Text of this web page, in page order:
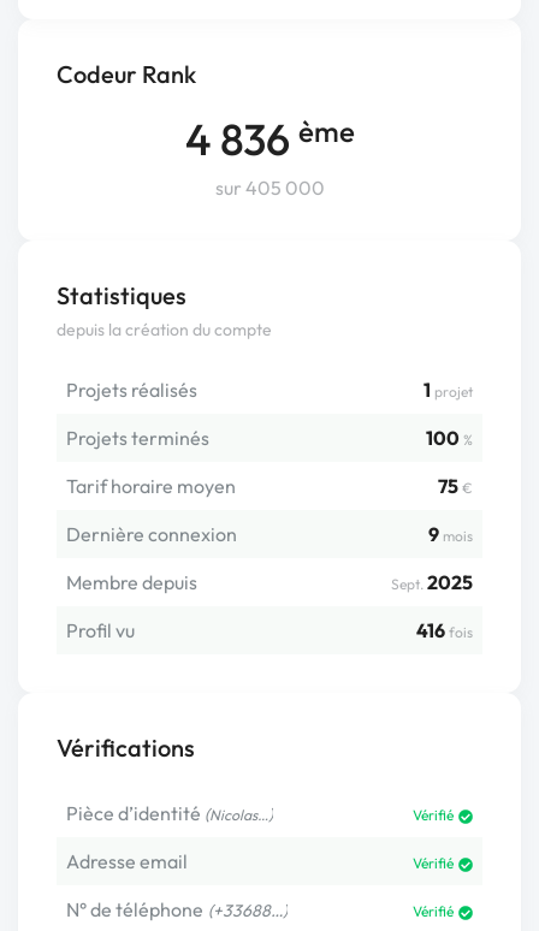
Codeur Rank
4 836 ème
sur 405 000
Statistiques
depuis la création du compte
Projets réalisés 1 projet
Projets terminés 100 %
Tarif horaire moyen 75 €
Dernière connexion 9 mois
Membre depuis Sept. 2025
Profil vu
416 fois
Vérifications
Pièce d’identité (Nicolas…) Vérifié
Adresse email Vérifié
N° de téléphone (+33688…) Vérifié